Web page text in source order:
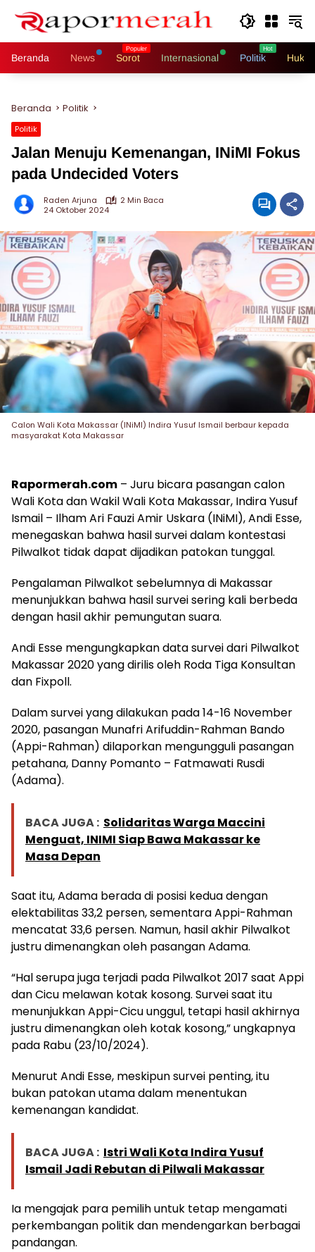
Beranda News Sorot Internasional Politik
Beranda Politik
Politik
Jalan Menuju Kemenangan, INiMI Fokus
pada Undecided Voters
Raden Arjuna
2 Min Baca
24 Oktober 2024
Calon Wali Kota Makassar (INiMI) Indira Yusuf Ismail berbaur kepada
masyarakat Kota Makassar
Rapormerah.com – Juru bicara pasangan calon
Wali Kota dan Wakil Wali Kota Makassar, Indira Yusuf
Ismail – Ilham Ari Fauzi Amir Uskara (INiMI), Andi Esse,
menegaskan bahwa hasil survei dalam kontestasi
Pilwalkot tidak dapat dijadikan patokan tunggal.
Pengalaman Pilwalkot sebelumnya di Makassar
menunjukkan bahwa hasil survei sering kali berbeda
dengan hasil akhir pemungutan suara.
Andi Esse mengungkapkan data survei dari Pilwalkot
Makassar 2020 yang dirilis oleh Roda Tiga Konsultan
dan Fixpoll.
Dalam survei yang dilakukan pada 14-16 November
2020, pasangan Munafri Arifuddin-Rahman Bando
(Appi-Rahman) dilaporkan mengungguli pasangan
petahana, Danny Pomanto – Fatmawati Rusdi
(Adama).
BACA JUGA : Solidaritas Warga Maccini
Menguat, INIMI Siap Bawa Makassar ke
Masa Depan
Saat itu, Adama berada di posisi kedua dengan
elektabilitas 33,2 persen, sementara Appi-Rahman
mencatat 33,6 persen. Namun, hasil akhir Pilwalkot
justru dimenangkan oleh pasangan Adama.
“Hal serupa juga terjadi pada Pilwalkot 2017 saat Appi
dan Cicu melawan kotak kosong. Survei saat itu
menunjukkan Appi-Cicu unggul, tetapi hasil akhirnya
justru dimenangkan oleh kotak kosong,” ungkapnya
pada Rabu (23/10/2024).
Menurut Andi Esse, meskipun survei penting, itu
bukan patokan utama dalam menentukan
kemenangan kandidat.
BACA JUGA : Istri Wali Kota Indira Yusuf
Ismail Jadi Rebutan di Pilwali Makassar
Ia mengajak para pemilih untuk tetap mengamati
perkembangan politik dan mendengarkan berbagai
pandangan.